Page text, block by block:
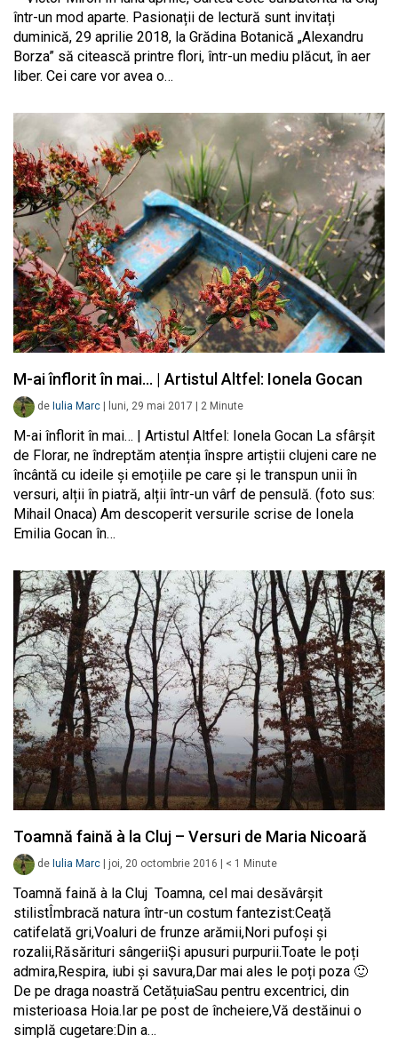
într-un mod aparte. Pasionații de lectură sunt invitați
duminică, 29 aprilie 2018, la Grădina Botanică „Alexandru
Borza” să citească printre flori, într-un mediu plăcut, în aer
liber. Cei care vor avea o…
M-ai înflorit în mai… | Artistul Altfel: Ionela Gocan
de Iulia Marc luni, 29 mai 2017 2 Minute
M-ai înflorit în mai… | Artistul Altfel: Ionela Gocan La sfârșit
de Florar, ne îndreptăm atenția înspre artiștii clujeni care ne
încântă cu ideile și emoțiile pe care și le transpun unii în
versuri, alții în piatră, alții într-un vârf de pensulă. (foto sus:
Mihail Onaca) Am descoperit versurile scrise de Ionela
Emilia Gocan în…
Toamnă faină à la Cluj – Versuri de Maria Nicoară
de Iulia Marc joi, 20 octombrie 2016 < 1 Minute
Toamnă faină à la Cluj Toamna, cel mai desăvârşit
stilistÎmbracă natura într-un costum fantezist:Ceață
catifelată gri,Voaluri de frunze arămii,Nori pufoşi şi
rozalii,Răsărituri sângeriiŞi apusuri purpurii.Toate le poți
admira,Respira, iubi şi savura,Dar mai ales le poți poza 🙂
De pe draga noastră CetățuiaSau pentru excentrici, din
misterioasa Hoia.Iar pe post de încheiere,Vă destăinui o
simplă cugetare:Din a…